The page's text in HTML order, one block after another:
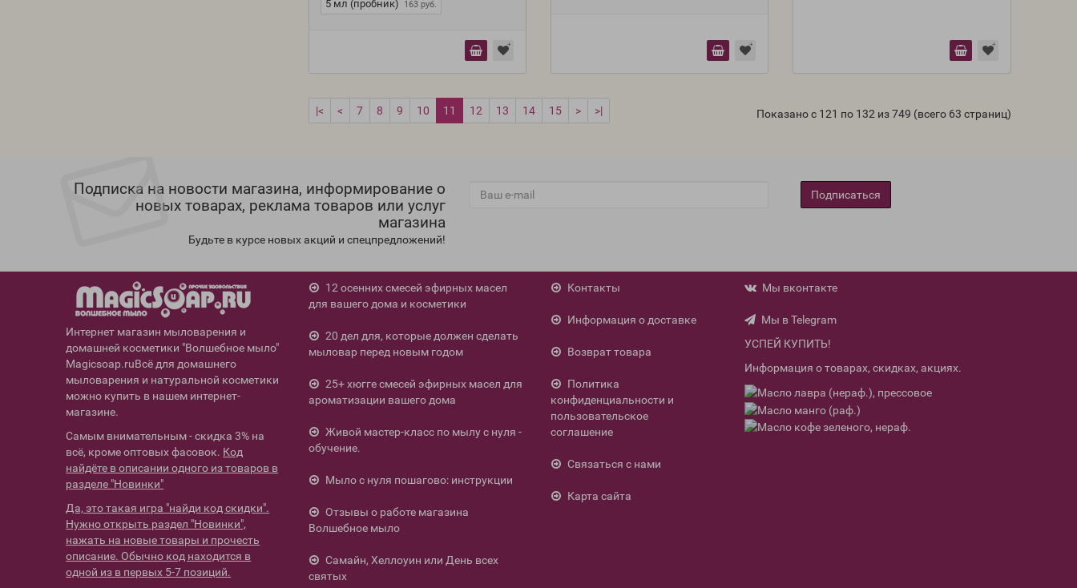
5 мл (пробник) 163 руб.
|< < 7 8 9 10 11 12 13 14 15 > >| Показано с 121 по 132 из 749 (всего 63 страниц)
Подписка на новости магазина, информирование о
новых товарах, реклама товаров или услуг
магазина
Будьте в курсе новых акций и спецпредложений!
Подписаться
Интернет магазин мыловарения и
домашней косметики "Волшебное мыло"
Magicsoap.ruВсё для домашнего
мыловарения и натуральной косметики
можно купить в нашем интернет-
магазине.
Самым внимательным - скидка 3% на
всё, кроме оптовых фасовок. Код
найдёте в описании одного из товаров в
разделе "Новинки"
Да, это такая игра "найди код скидки".
Нужно открыть раздел "Новинки",
нажать на новые товары и прочесть
описание. Обычно код находится в
одной из в первых 5-7 позиций.
12 осенних смесей эфирных масел
для вашего дома и косметики
20 дел для, которые должен сделать
мыловар перед новым годом
25+ хюгге смесей эфирных масел для
ароматизации вашего дома
Живой мастер-класс по мылу с нуля -
обучение.
Мыло с нуля пошагово: инструкции
Отзывы о работе магазина
Волшебное мыло
Самайн, Хеллоуин или День всех
святых
Контакты
Информация о доставке
Возврат товара
Политика
конфиденциальности и
пользовательское
соглашение
Связаться с нами
Карта сайта
Мы вконтакте
Мы в Telegram
УСПЕЙ КУПИТЬ!
Информация о товарах, скидках, акциях.